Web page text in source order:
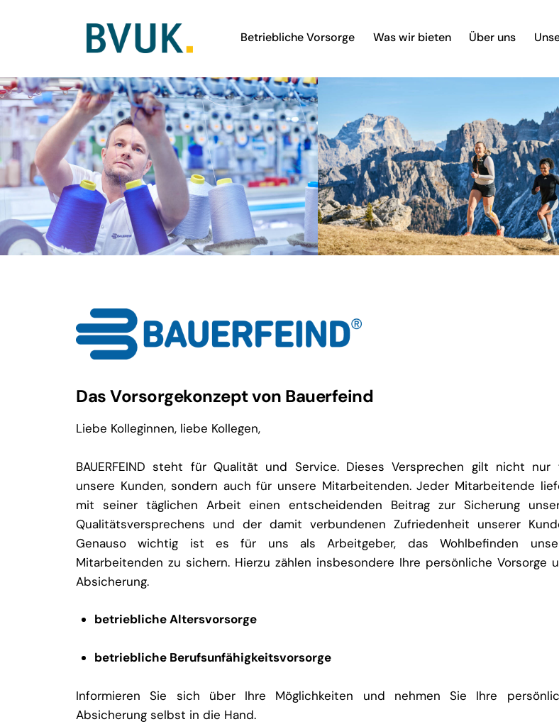
Betriebliche Vorsorge Was wir bieten Über uns
Das Vorsorgekonzept von Bauerfeind
Liebe Kolleginnen, liebe Kollegen,
BAUERFEIND steht für Qualität und Service. Dieses Versprechen gilt nicht nur
unsere Kunden, sondern auch für unsere Mitarbeitenden. Jeder Mitarbeitende
mit seiner täglichen Arbeit einen entscheidenden Beitrag zur Sicherung
Qualitätsversprechens und der damit verbundenen Zufriedenheit unserer
Genauso wichtig ist es für uns als Arbeitgeber, das Wohlbefinden
Mitarbeitenden zu sichern. Hierzu zählen insbesondere Ihre persönliche Vorsorge
Absicherung.
betriebliche Altersvorsorge
betriebliche Berufsunfähigkeitsvorsorge
Informieren Sie sich über Ihre Möglichkeiten und nehmen Sie Ihre
Absicherung selbst in die Hand.